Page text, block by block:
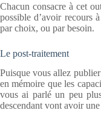
Chacun consacre à cet
possible d’avoir recours
par choix, ou par besoin.
Le post-traitement
Puisque vous allez
en mémoire que les
vous ai parlé un peu
descendant vont avoir